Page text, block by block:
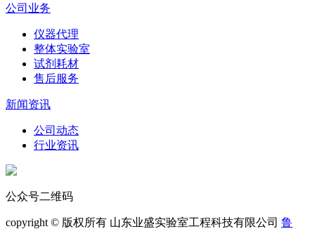
公司业务
仪器代理
整体实验室
试剂耗材
售后服务
新闻资讯
公司动态
行业资讯
公众号二维码
copyright © 版权所有 山东业盛实验室工程科技有限公司 鲁